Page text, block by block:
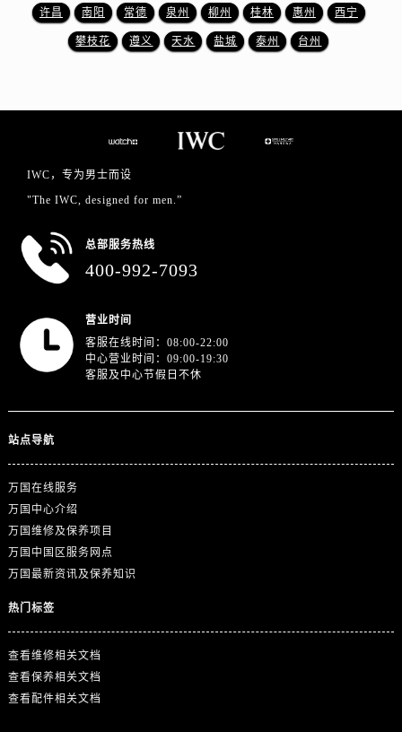
安徽省宣城市宣州区叠嶂西路万国售后服务中心（需提前预约）
福建省莆田市城厢区霞林街道荔华东大道万国售后服务中心（需提前预约）
江苏省镇江市京口区中山东路万国售后服务中心（需提前预约）
江西省赣州市章贡区文清路万国售后服务中心（需提前预约）
许昌 南阳 常德 泉州 柳州 桂林 惠州 西宁
攀枝花 遵义 天水 盐城 泰州 台州
IWC，专为男士而设
"The IWC, designed for men.”
总部服务热线
400-992-7093
营业时间
客服在线时间：08:00-22:00
中心营业时间：09:00-19:30
客服及中心节假日不休
站点导航
万国在线服务
万国中心介绍
万国维修及保养项目
万国中国区服务网点
万国最新资讯及保养知识
热门标签
查看维修相关文档
查看保养相关文档
查看配件相关文档